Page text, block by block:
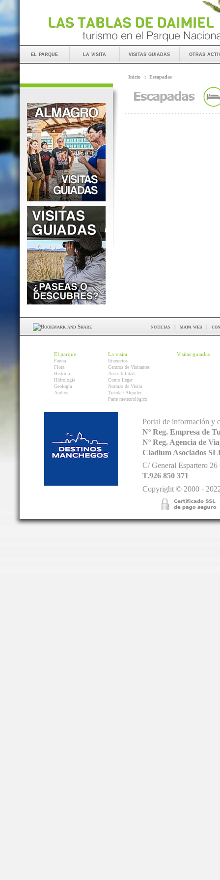
el parque la visita visitas guiadas otras
Inicio :: Escapadas
noticias | mapa web |
El parque
Fauna
Flora
Historia
Hidrología
Geología
Audios
La visita
Itinerarios
Centros de Visitantes
Accesibilidad
Como llegar
Normas de Visita
Tienda / Alquiler
Parte meteorológico
Visitas guiadas
Portal de información y
Nº Reg. Empresa de
Nº Reg. Agencia de
Cladium Asociados
C/ General Espartero
T.926 850 371
Copyright © 2000 -